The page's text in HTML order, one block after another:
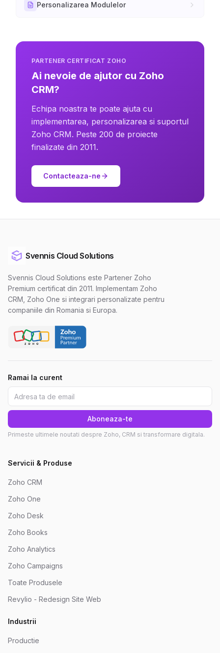
Personalizarea Modulelor
PARTENER CERTIFICAT ZOHO
Ai nevoie de ajutor cu Zoho
CRM?
Echipa noastra te poate ajuta cu
implementarea, personalizarea si suportul
Zoho CRM. Peste 200 de proiecte
finalizate din 2011.
Contacteaza-ne
Svennis Cloud Solutions
Svennis Cloud Solutions este Partener Zoho
Premium certificat din 2011. Implementam Zoho
CRM, Zoho One si integrari personalizate pentru
companiile din Romania si Europa.
Ramai la curent
Aboneaza-te
Primeste ultimele noutati despre Zoho, CRM si transformare digitala.
Servicii & Produse
Zoho CRM
Zoho One
Zoho Desk
Zoho Books
Zoho Analytics
Zoho Campaigns
Toate Produsele
Revylio - Redesign Site Web
Industrii
Productie